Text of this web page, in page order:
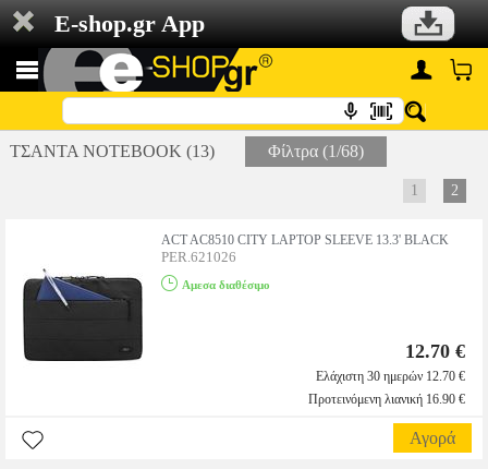
E-shop.gr App
ΤΣΑΝΤΑ NOTEBOOK (13) Φίλτρα (1/68)
1 2
ACT AC8510 CITY LAPTOP SLEEVE 13.3' BLACK
PER.621026
Αμεσα διαθέσιμο
12.70 €
Ελάχιστη 30 ημερών 12.70 €
Προτεινόμενη λιανική 16.90 €
Αγορά